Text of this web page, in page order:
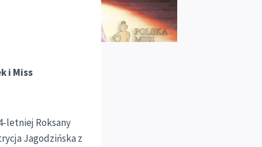
i Miss
letniej Roksany
Jagodzińska z